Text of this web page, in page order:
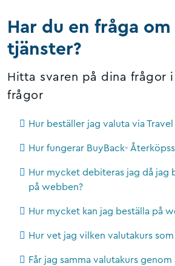
Har du en fråga om
tjänster?
Hitta svaren på dina frågor
frågor
Hur beställer jag valuta via
Hur fungerar BuyBack-
Hur mycket debiteras jag då jag
på webben?
Hur mycket kan jag beställa på
Hur vet jag vilken valutakurs som
Får jag samma valutakurs